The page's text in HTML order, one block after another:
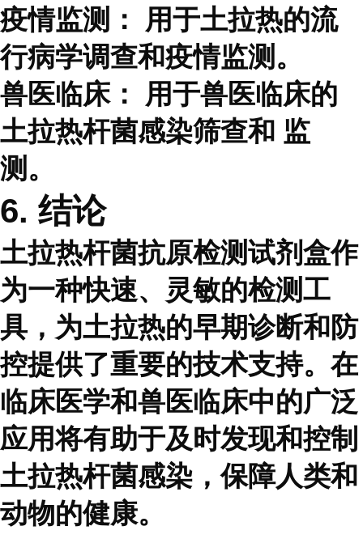
疫情监测：
用于土拉热的流
行病学调查和疫情监测。
兽医临床：
用于兽医临床的
土拉热杆菌感染筛查和 监
测。
6. 结论
土拉热杆菌抗原检测试剂盒作
为一种快速、灵敏的检测工
具，为土拉热的早期诊断和防
控提供了重要的技术支持。在
临床医学和兽医临床中的广泛
应用将有助于及时发现和控制
土拉热杆菌感染，保障人类和
动物的健康。